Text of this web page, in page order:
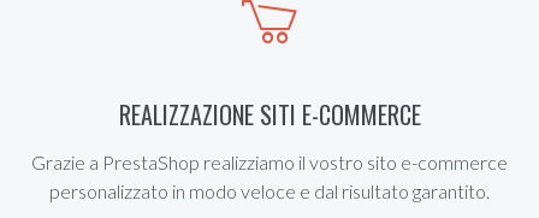
REALIZZAZIONE SITI E-COMMERCE
Grazie a PrestaShop realizziamo il vostro sito e-commerce
personalizzato in modo veloce e dal risultato garantito.